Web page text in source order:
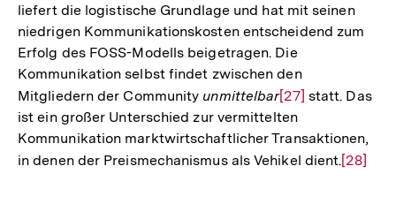
liefert die logistische Grundlage und hat mit seinen
niedrigen Kommunikationskosten entscheidend zum
Erfolg des FOSS-Modells beigetragen. Die
Kommunikation selbst findet zwischen den
Mitgliedern der Community unmittelbarZur
Auflösung
der
Fußnote
[27] statt. Das
ist ein großer Unterschied zur vermittelten
Kommunikation marktwirtschaftlicher Transaktionen,
in denen der Preismechanismus als Vehikel dient.Zur
[28]